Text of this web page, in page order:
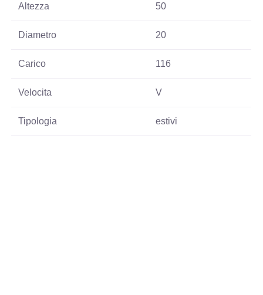
Altezza 50
Diametro 20
Carico 116
Velocita V
Tipologia estivi